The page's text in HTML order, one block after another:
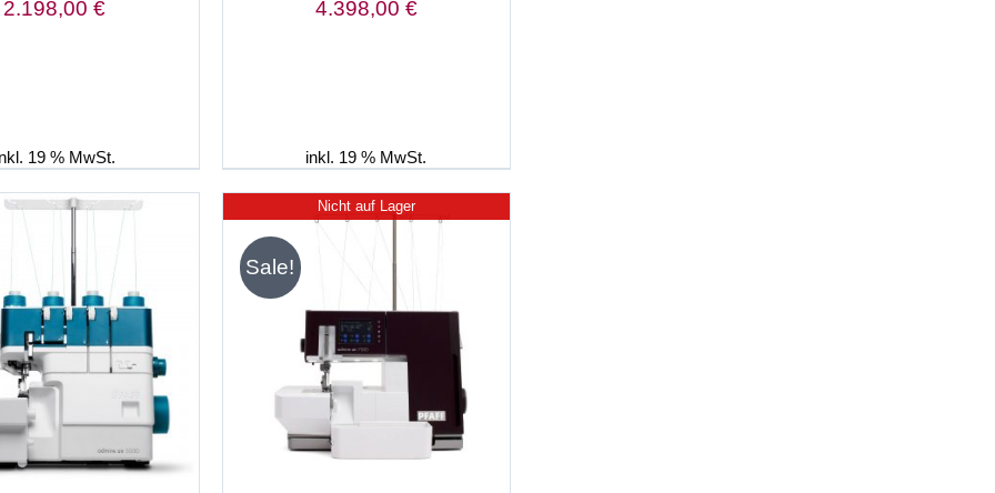
2.198,00€
19 % MwSt.
4.398,00 €
inkl. 19 % MwSt.
WARENKORB
DETAILS
Nicht auf Lager
Sale!
DETAILS